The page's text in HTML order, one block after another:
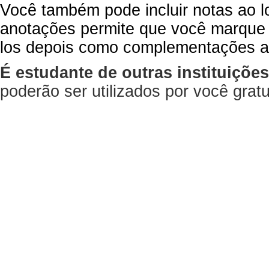
Você também pode incluir notas ao
anotações permite que você
los depois como complementações
É estudante de outras
poderão ser utilizados por você